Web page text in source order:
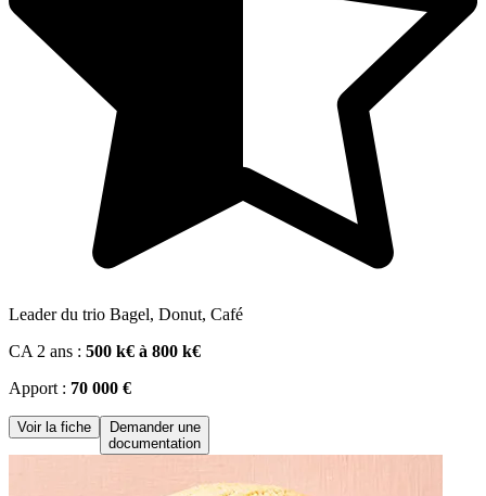
Leader du trio Bagel, Donut, Café
CA 2 ans : 500 k€ à 800 k€
Apport : 70 000 €
Voir la fiche
Demander une
documentation